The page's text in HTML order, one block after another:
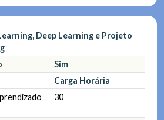
Deep Learning e Projeto
Sim
Carga Horária
30